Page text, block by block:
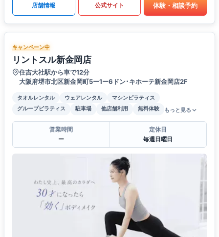
店舗情報 公式サイト 体験・相談予約
キャンペーン中
リントスル新金岡店
住吉大社駅から車で12分
大阪府堺市北区新金岡町5ー1ー6ドン･キホーテ新金岡店2F
タオルレンタル ウェアレンタル
マシンピラティス
グループピラティス
駐車場 他店舗利用 無料体験 もっと見る
営業時間
ー
定休日
毎週日曜日